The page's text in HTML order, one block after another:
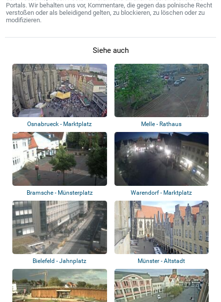
Portals. Wir behalten uns vor, Kommentare, die gegen das polnische Recht
verstoßen oder als beleidigend gelten, zu blockieren, zu löschen oder zu
modifizieren.
Siehe auch
Osnabrueck - Marktplatz Melle - Rathaus
Bramsche - Münsterplatz Warendorf - Marktplatz
Bielefeld - Jahnplatz Münster - Altstadt